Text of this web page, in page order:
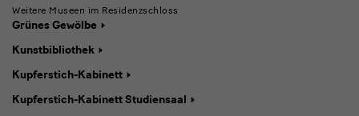
Weitere Museen im Residenzschloss
Grünes Gewölbe
Kunstbibliothek
Kupferstich-Kabinett
Kupferstich-Kabinett Studiensaal